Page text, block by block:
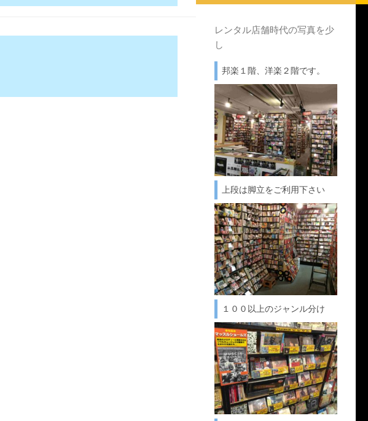
レンタル店舗時代の写真を少
し
邦楽１階、洋楽２階です。
上段は脚立をご利用下さい
１００以上のジャンル分け